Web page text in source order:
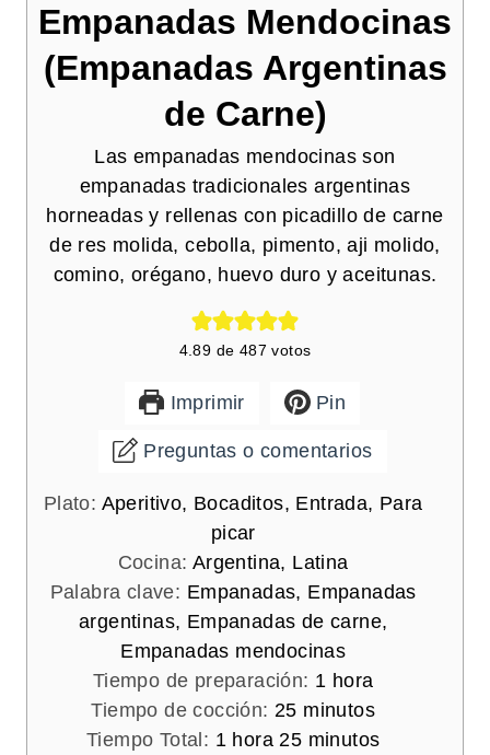
Empanadas Mendocinas
(Empanadas Argentinas
de Carne)
Las empanadas mendocinas son
empanadas tradicionales argentinas
horneadas y rellenas con picadillo de carne
de res molida, cebolla, pimento, aji molido,
comino, orégano, huevo duro y aceitunas.
4.89 de 487 votos
Imprimir Pin
Preguntas o comentarios
Plato: Aperitivo, Bocaditos, Entrada, Para
picar
Cocina: Argentina, Latina
Palabra clave: Empanadas, Empanadas
argentinas, Empanadas de carne,
Empanadas mendocinas
Tiempo de preparación: 1 h
o
r
hora
Tiempo de cocción: 25m
i
minutos
Tiempo Total: 1 hhora 25mminutos